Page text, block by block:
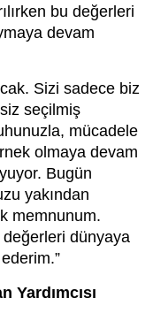
bu değerleri
devam
Sizi sadece biz
seçilmiş
mücadele
olmaya devam
Bugün
yakından
memnunum.
dünyaya
Yardımcısı